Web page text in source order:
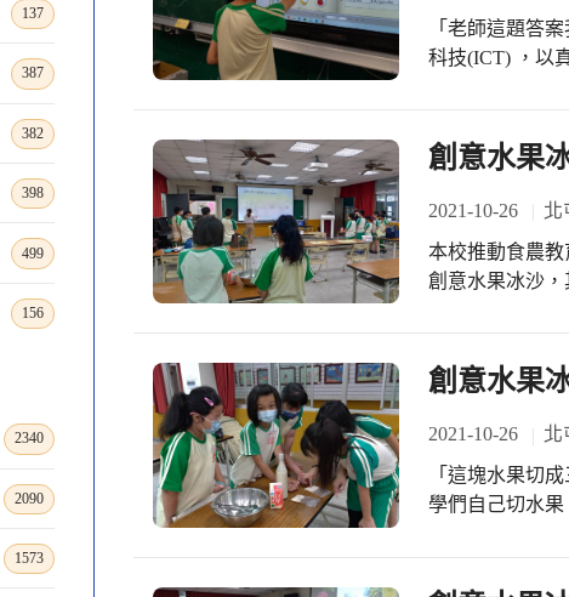
137
387
382
398
499
156
2340
2090
1573
「老師這題答
科技(ICT) ，以
創意水果
2021-10-26 北
本校推動食農
創意水果冰沙
嘗嘗味道，接著
創意水果
2021-10-26 北
「這塊水果切
學們自己切水